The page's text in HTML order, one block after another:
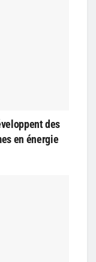
des
en énergie